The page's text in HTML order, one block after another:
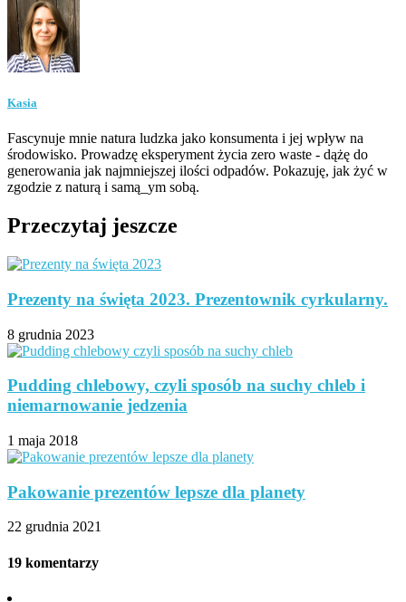
Kasia
Fascynuje mnie natura ludzka jako konsumenta i jej wpływ na
środowisko. Prowadzę eksperyment życia zero waste - dążę do
generowania jak najmniejszej ilości odpadów. Pokazuję, jak żyć w
zgodzie z naturą i samą_ym sobą.
Przeczytaj jeszcze
Prezenty na święta 2023. Prezentownik cyrkularny.
8 grudnia 2023
Pudding chlebowy, czyli sposób na suchy chleb i
niemarnowanie jedzenia
1 maja 2018
Pakowanie prezentów lepsze dla planety
22 grudnia 2021
19 komentarzy